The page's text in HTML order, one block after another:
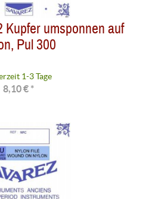
umsponnen auf
Pul 300
1-3 Tage
8,10 € *